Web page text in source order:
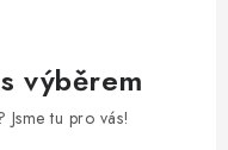
výběrem
tu pro vás!